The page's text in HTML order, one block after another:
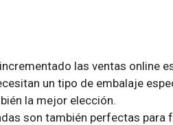
las ventas online
un tipo de embalaje
la mejor elección.
son también perfectas para